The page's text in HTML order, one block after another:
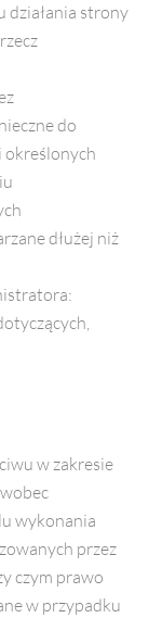
działania strony
do
określonych
dłużej niż
w zakresie
wykonania
przez
czym prawo
w przypadku